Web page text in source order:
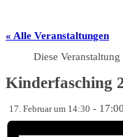
« Alle Veranstaltungen
Diese
Kinderfasching
17. Februar um 14:30 - 17:00